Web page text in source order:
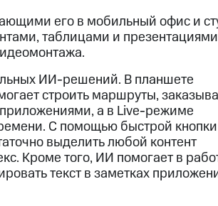
его в мобильный офис и
таблицами и
ИИ-решений. В планшете
строить маршруты,
а в Live-режиме
С помощью быстрой кнопки
выделить любой контент
Кроме того, ИИ помогает в
текст в заметках